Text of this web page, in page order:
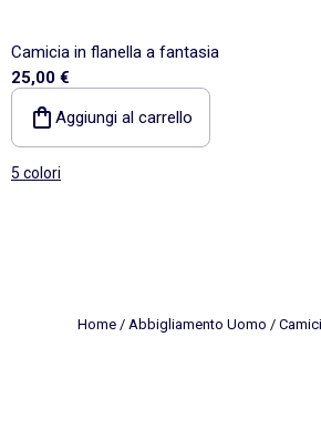
Camicia in flanella a fantasia
25,00 €
Aggiungi al carrello
5 colori
Home / Abbigliamento Uomo /